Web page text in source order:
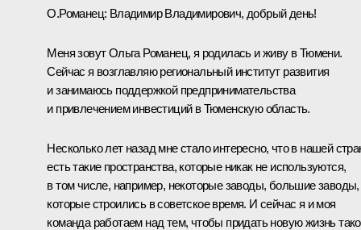
О.Романец: Владимир Владимирович, добрый день!
Меня зовут Ольга Романец, я родилась и живу в Тюмени.
Сейчас я возглавляю региональный институт развития
и занимаюсь поддержкой предпринимательства
и привлечением инвестиций в Тюменскую область.
Несколько лет назад мне стало интересно, что в нашей
есть такие пространства, которые никак не используются,
в том числе, например, некоторые заводы, большие заводы,
которые строились в советское время. И сейчас я и моя
команда работаем над тем, чтобы придать новую жизнь